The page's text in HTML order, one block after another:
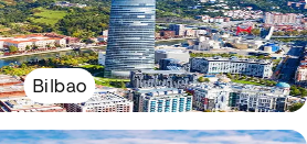
Bilbao